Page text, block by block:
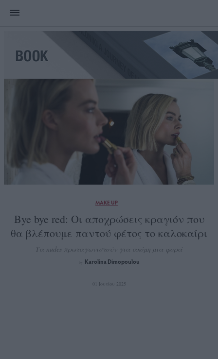
MAKE UP
Bye bye red: Οι αποχρώσεις κραγιόν που
θα βλέπουμε παντού φέτος το καλοκαίρι
Τα nudes πρωταγωνιστούν για ακόμη μια φορά
Karolina Dimopoulou
01 Ιουνίου 2025